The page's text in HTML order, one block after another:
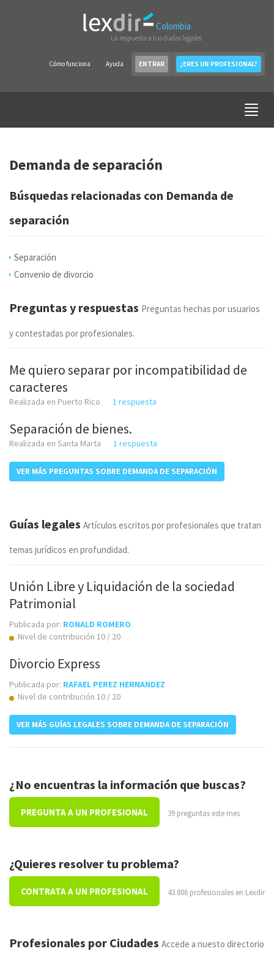
Colombia
La respuesta a tus dudas legales
Cómo funciona Ayuda ENTRAR ¿ERES UN PROFESIONAL?
Demanda de separación
Búsquedas relacionadas con Demanda de
separación
Separación
Convenio de divorcio
Preguntas y respuestas Preguntas hechas por usuarios
y contestadas por profesionales.
Me quiero separar por incompatibilidad de
caracteres
Realizada en Puerto Rico 1 respuesta
Separación de bienes.
Realizada en Santa Marta 1 respuesta
VER MÁS PREGUNTAS SOBRE DEMANDA DE SEPARACIÓN
Guías legales Artículos escritos por profesionales que tratan
temas jurídicos en profundidad.
Unión Libre y Liquidación de la sociedad
Patrimonial
Publicada por: RONALD ROMERO
Nivel de contribución 10 / 20
Divorcio Express
Publicada por: RAFAEL PEREZ HERNANDEZ
Nivel de contribución 10 / 20
VER MÁS GUÍAS LEGALES SOBRE DEMANDA DE SEPARACIÓN
¿No encuentras la información que buscas?
PREGUNTA A UN PROFESIONAL 39 preguntas este mes
¿Quieres resolver tu problema?
CONTRATA A UN PROFESIONAL 43.806 profesionales en Lexdir
Profesionales por Ciudades Accede a nuesto directorio